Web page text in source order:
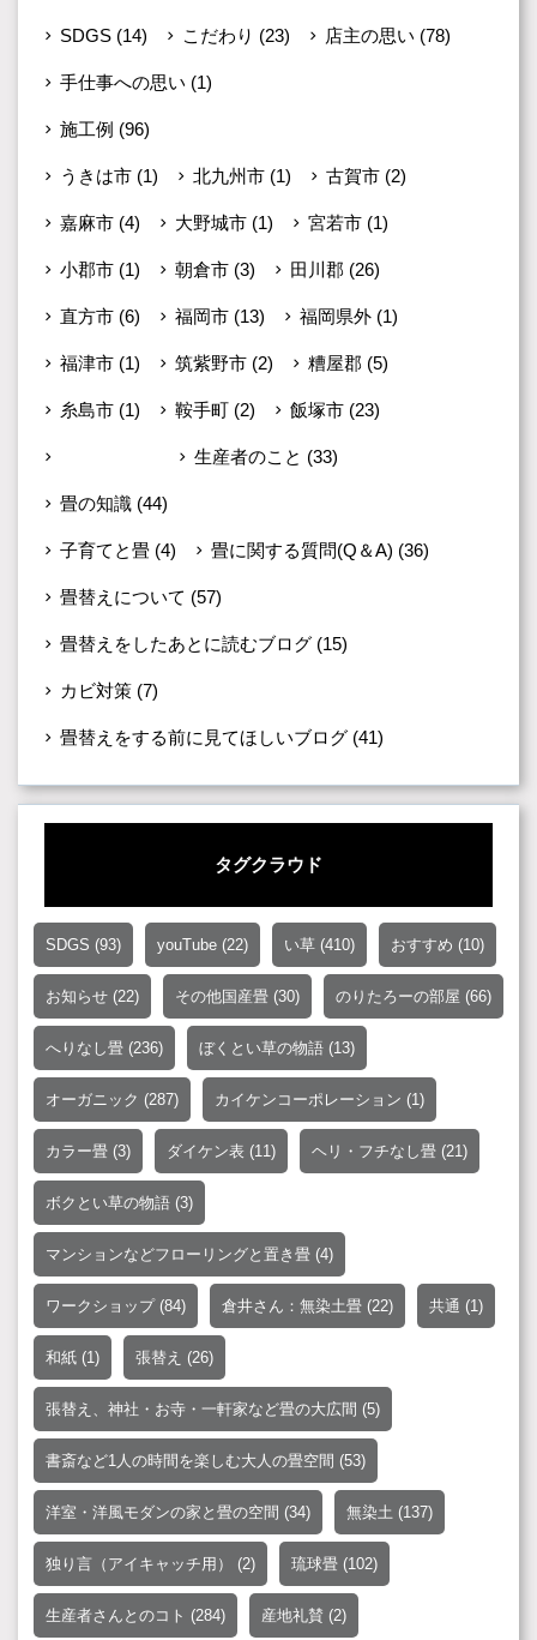
SDGS (14) こだわり (23) 店主の思い (78)
手仕事への思い (1)
施工例 (96)
うきは市 (1) 北九州市 (1) 古賀市 (2)
嘉麻市 (4) 大野城市 (1) 宮若市 (1)
小郡市 (1) 朝倉市 (3) 田川郡 (26)
直方市 (6) 福岡市 (13) 福岡県外 (1)
福津市 (1) 筑紫野市 (2) 糟屋郡 (5)
糸島市 (1) 鞍手町 (2) 飯塚市 (23)
生産者のこと (33)
畳の知識 (44)
子育てと畳 (4) 畳に関する質問(Q＆A) (36)
畳替えについて (57)
畳替えをしたあとに読むブログ (15)
カビ対策 (7)
畳替えをする前に見てほしいブログ (41)
タグクラウド
SDGS (93) youTube (22) い草 (410) おすすめ (10)
お知らせ (22) その他国産畳 (30) のりたろーの部屋 (66)
へりなし畳 (236) ぼくとい草の物語 (13)
オーガニック (287) カイケンコーポレーション (1)
カラー畳 (3) ダイケン表 (11) ヘリ・フチなし畳 (21)
ボクとい草の物語 (3)
マンションなどフローリングと置き畳 (4)
ワークショップ(84) 倉井さん：無染土畳 (22) 共通 (1)
和紙 (1) 張替え (26)
張替え、神社・お寺・一軒家など畳の大広間 (5)
書斎など1人の時間を楽しむ大人の畳空間 (53)
洋室・洋風モダンの家と畳の空間 (34) 無染土 (137)
独り言（アイキャッチ用） (2) 琉球畳 (102)
生産者さんとのコト (284) 産地礼賛 (2)